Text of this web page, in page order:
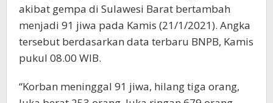
akibat gempa di Sulawesi Barat bertambah
menjadi 91 jiwa pada Kamis (21/1/2021). Angka
tersebut berdasarkan data terbaru BNPB, Kamis
pukul 08.00 WIB.
“Korban meninggal 91 jiwa, hilang tiga orang,